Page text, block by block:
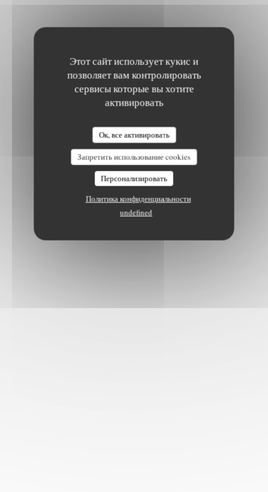
Этот сайт использует кукис и
позволяет вам контролировать
сервисы которые вы хотите
активировать
Ок, все активировать
Запретить использование cookies
Персонализировать
Политика конфиденциальности
undefined